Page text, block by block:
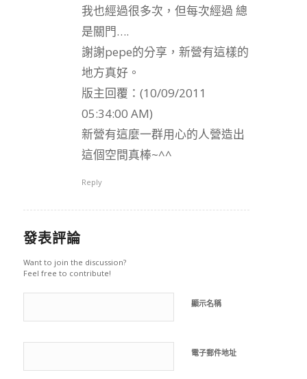
我也經過很多次，但每次經過 總
是關門….
謝謝pepe的分享，新營有這樣的
地方真好。
版主回覆：(10/09/2011
05:34:00 AM)
新營有這麼一群用心的人營造出
這個空間真棒~^^
Reply
發表評論
Want to join the discussion?
Feel free to contribute!
顯示名稱
電子郵件地址